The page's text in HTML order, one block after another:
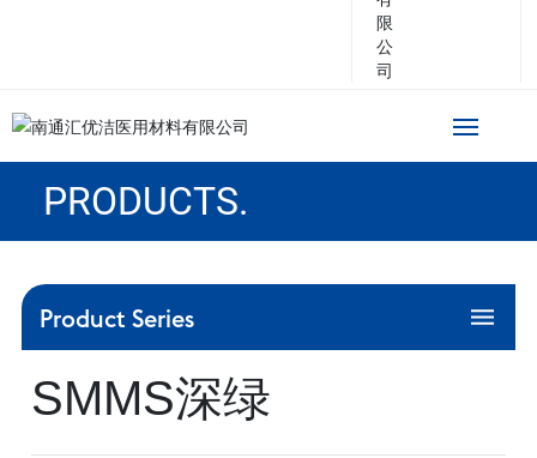
网站首页
产品中心
生产工艺
PRODUCTS.
Product Series
SMMS深绿